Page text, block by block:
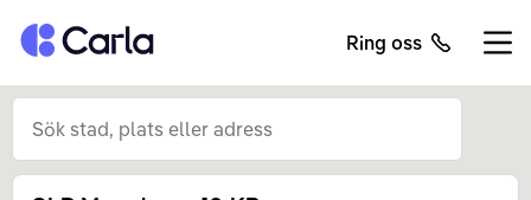
Tillbaka till startsidan Ring oss